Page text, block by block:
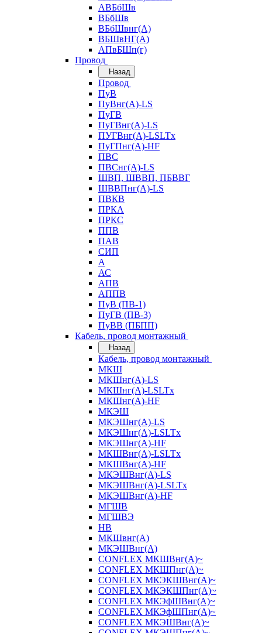
АВБбШв
ВБбШв
ВБбШвнг(А)
ВБШвНГ(А)
АПвБШп(г)
Провод
Назад
Провод
ПуВ
ПуВнг(А)-LS
ПуГВ
ПуГВнг(А)-LS
ПУГВнг(А)-LSLTx
ПуГПнг(А)-HF
ПВС
ПВСнг(А)-LS
ШВП, ШВВП, ПБВВГ
ШВВПнг(А)-LS
ПВКВ
ПРКА
ПРКС
ППВ
ПАВ
СИП
А
АС
АПВ
АППВ
ПуВ (ПВ-1)
ПуГВ (ПВ-3)
ПуВВ (ПБПП)
Кабель, провод монтажный
Назад
Кабель, провод монтажный
МКШ
МКШнг(А)-LS
МКШнг(А)-LSLTx
МКШнг(А)-HF
МКЭШ
МКЭШнг(А)-LS
МКЭШнг(А)-LSLTx
МКЭШнг(А)-HF
МКШВнг(A)-LSLTx
МКШВнг(А)-HF
МКЭШВнг(А)-LS
МКЭШВнг(A)-LSLTx
МКЭШВнг(А)-HF
МГШВ
МГШВЭ
НВ
МКШвнг(А)
МКЭШВнг(А)
CONFLEX МКШВнг(А)~
CONFLEX МКШПнг(А)~
CONFLEX МКЭКШВнг(А)~
CONFLEX МКЭКШПнг(А)~
CONFLEX МКЭфШВнг(А)~
CONFLEX МКЭфШПнг(А)~
CONFLEX МКЭШВнг(А)~